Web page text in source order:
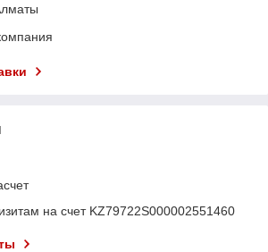
на счет KZ79722S000002551460